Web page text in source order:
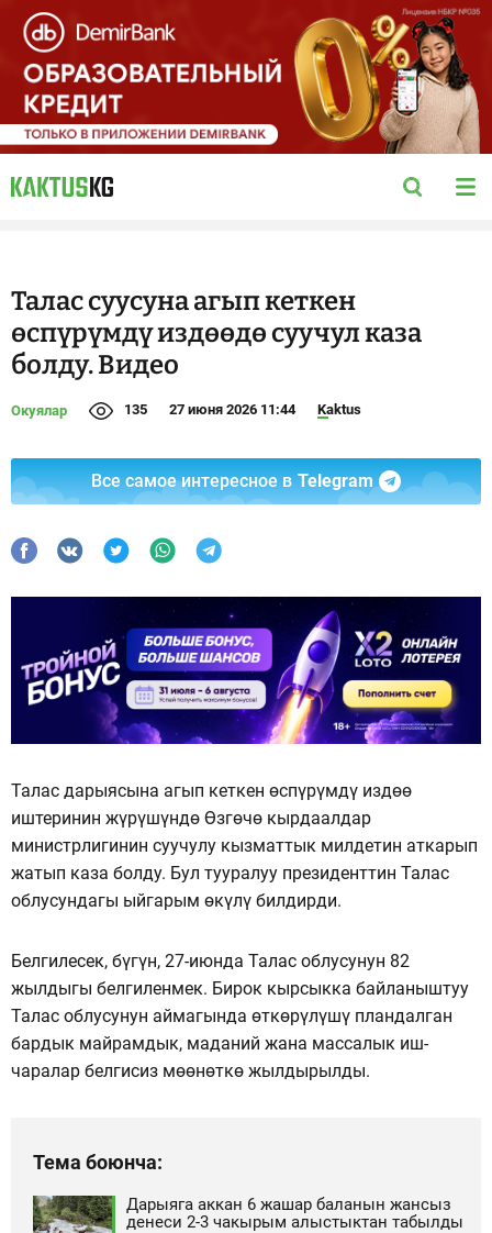
Талас суусуна агып кеткен
өспүрүмдү издөөдө суучул каза
болду. Видео
Окуялар 135 27 июня 2026 11:44 Kaktus
Все самое интересное в Telegram
Талас дарыясына агып кеткен өспүрүмдү издөө
иштеринин жүрүшүндө Өзгөчө кырдаалдар
министрлигинин суучулу кызматтык милдетин аткарып
жатып каза болду. Бул тууралуу президенттин Талас
облусундагы ыйгарым өкүлү билдирди.
Белгилесек, бүгүн, 27-июнда Талас облусунун 82
жылдыгы белгиленмек. Бирок кырсыкка байланыштуу
Талас облусунун аймагында өткөрүлүшү пландалган
бардык майрамдык, маданий жана массалык иш-
чаралар белгисиз мөөнөткө жылдырылды.
Тема боюнча:
Дарыяга аккан 6 жашар баланын жансыз
денеси 2-3 чакырым алыстыктан табылды